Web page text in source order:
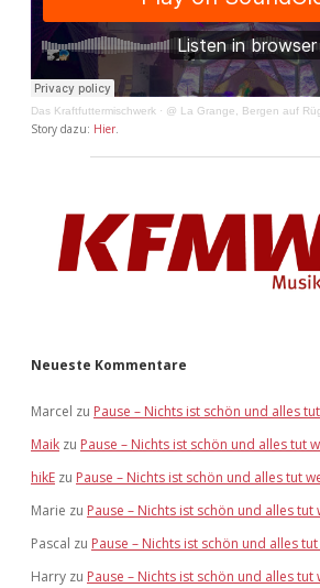
Das Kraftfuttermischwerk · @ La Grange, Bergen auf
Story dazu: Hier
Neueste Kommentare
Marcel zu Pause – Nichts ist schön und alles
Maik zu Pause – Nichts ist schön und alles tut
hikE zu Pause – Nichts ist schön und alles tut
Marie zu Pause – Nichts ist schön und alles tut
Pascal zu Pause – Nichts ist schön und alles
Harry zu Pause – Nichts ist schön und alles tut